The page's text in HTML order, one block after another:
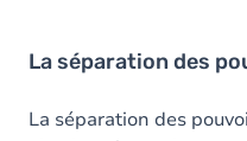
La séparation des
La séparation des